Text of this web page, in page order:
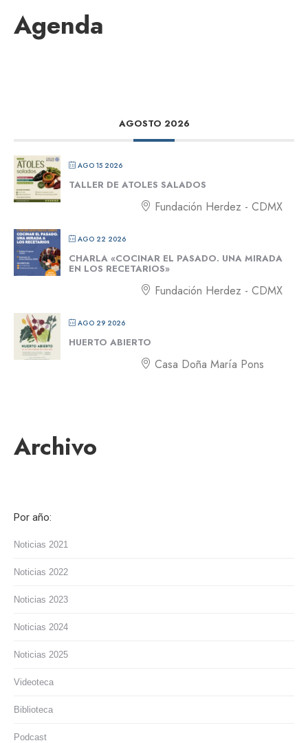
Agenda
AGOSTO 2026
AGO 15 2026
TALLER DE ATOLES SALADOS
Fundación Herdez - CDMX
AGO 22 2026
CHARLA «COCINAR EL PASADO. UNA MIRADA
EN LOS RECETARIOS»
Fundación Herdez - CDMX
AGO 29 2026
HUERTO ABIERTO
Casa Doña María Pons
Archivo
Por año:
Noticias 2021
Noticias 2022
Noticias 2023
Noticias 2024
Noticias 2025
Videoteca
Biblioteca
Podcast